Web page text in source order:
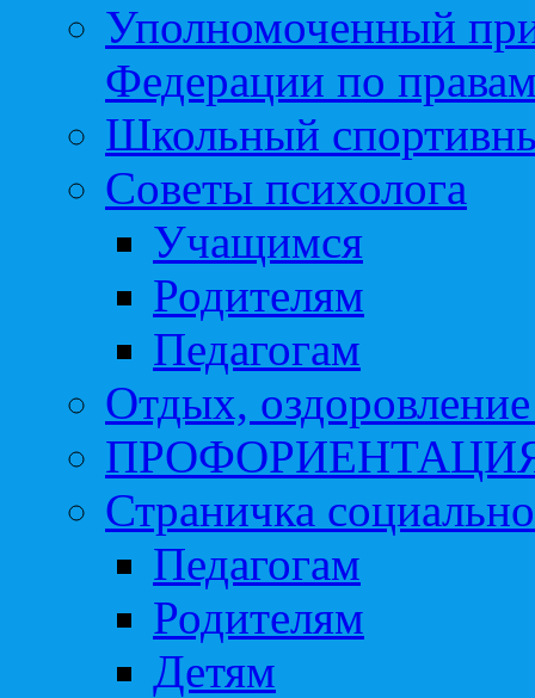
Уполномоченный
Федерации по
Школьный
Советы психолога
Учащимся
Родителям
Педагогам
Отдых, оздоровление
Страничка
Педагогам
Родителям
Детям